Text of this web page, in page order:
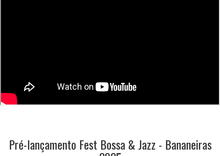
Pré-lançamento Fest Bossa & Jazz - Bananeiras